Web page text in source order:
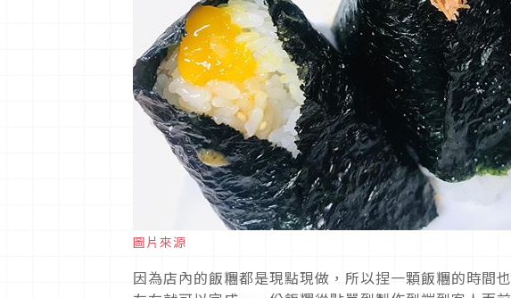
圖片來源
因為店內的飯糰都是現點現做，所以捏一顆飯糰的時間